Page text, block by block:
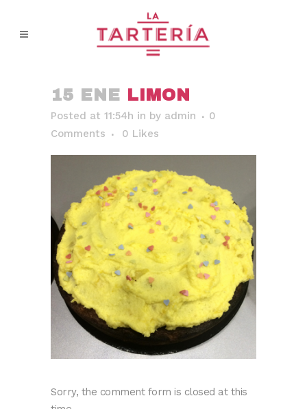
15 ENE LIMON
Posted at 11:54h in by admin
0
Comments
0 Likes
Sorry, the comment form is closed at this